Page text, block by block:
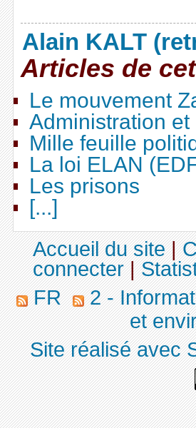
Alain KALT
Articles de
Le mouvement
Administration
Mille feuille
La loi ELAN
Les prisons
[...]
Accueil du site|
connecter|
FR
2 -
et
Site réalisé avec